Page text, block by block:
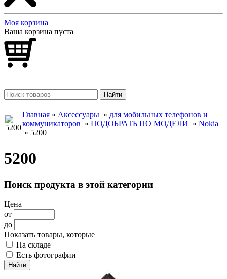
Моя корзина
Ваша корзина пуста
Главная » Аксессуары » для мобильных телефонов и
коммуникаторов » ПОДОБРАТЬ ПО МОДЕЛИ » Nokia
» 5200
5200
Поиск продукта в этой категории
Цена
от
до
Показать товары, которые
На складе
Есть фотографии